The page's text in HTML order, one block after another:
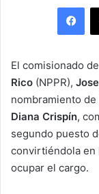
El comisionado
Rico (NPPR),
nombramiento
Diana Crispín,
segundo puesto
convirtiéndola en
ocupar el cargo.